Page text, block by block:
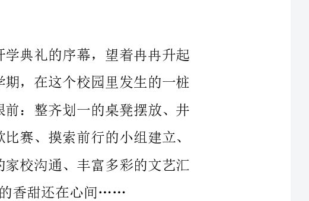
深的同事谊已扎根在心间。转眼，新学期来到，新的起点，新的征
形成常态的每周听评课、步步深入的家校沟通、丰富多彩的文艺汇